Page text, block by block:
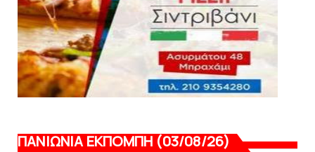
ΠΑΝΙΩΝΙΑ ΕΚΠΟΜΠΗ (03/08/26)